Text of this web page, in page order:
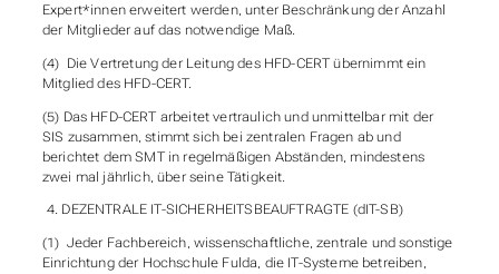
Expert*innen erweitert werden, unter Beschränkung der Anzahl
der Mitglieder auf das notwendige Maß.
(4) Die Vertretung der Leitung des HFD-CERT übernimmt ein
Mitglied des HFD-CERT.
(5) Das HFD-CERT arbeitet vertraulich und unmittelbar mit der
SIS zusammen, stimmt sich bei zentralen Fragen ab und
berichtet dem SMT in regelmäßigen Abständen, mindestens
zwei mal jährlich, über seine Tätigkeit.
DEZENTRALE IT-SICHERHEITSBEAUFTRAGTE (dIT-SB)
(1) Jeder Fachbereich, wissenschaftliche, zentrale und sonstige
Einrichtung der Hochschule Fulda, die IT-Systeme betreiben,